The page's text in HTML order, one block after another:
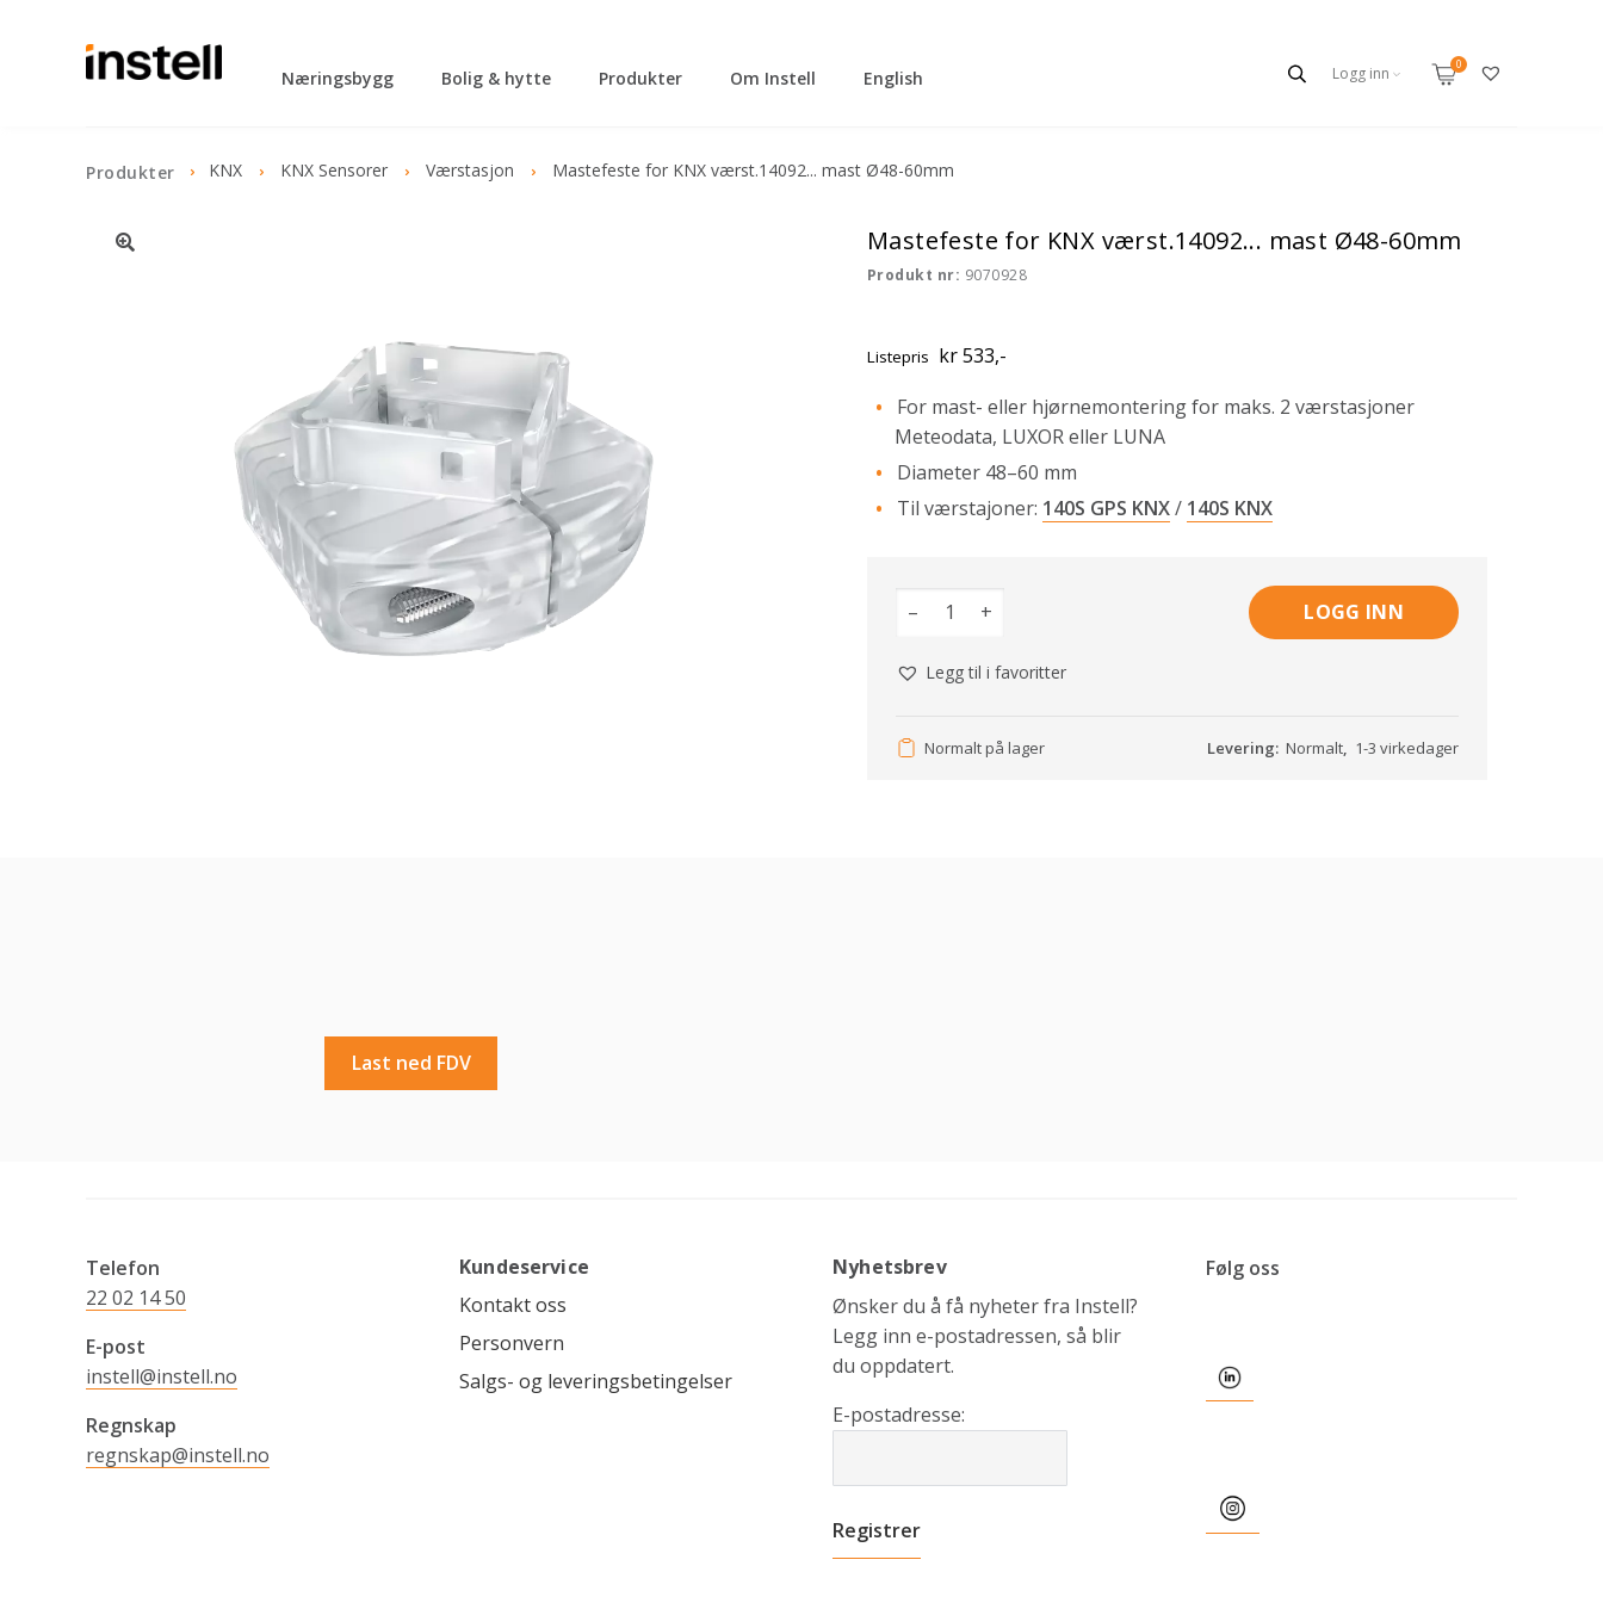
Logg inn
Næringsbygg Bolig & hytte Produkter Om Instell English
Produkter KNX KNX Sensorer Værstasjon Mastefeste for KNX værst.14092... mast Ø48-60mm
Mastefeste for KNX værst.14092... mast Ø48-60mm
Produkt nr: 9070928
Listepris kr 533,-
For mast- eller hjørnemontering for maks. 2 værstasjoner
Meteodata, LUXOR eller LUNA
Diameter 48–60 mm
Til værstajoner: 140S GPS KNX/ 140S KNX
– + LOGG INN
Legg til i favoritter
Normalt på lager Levering: Normalt, 1-3 virkedager
Last ned FDV
Telefon
22 02 14 50
E-post
instell@instell.no
Regnskap
regnskap@instell.no
Kundeservice
Kontakt oss
Personvern
Salgs- og leveringsbetingelser
Nyhetsbrev
Ønsker du å få nyheter fra Instell?
Legg inn e-postadressen, så blir
du oppdatert.
E-postadresse:
Følg oss